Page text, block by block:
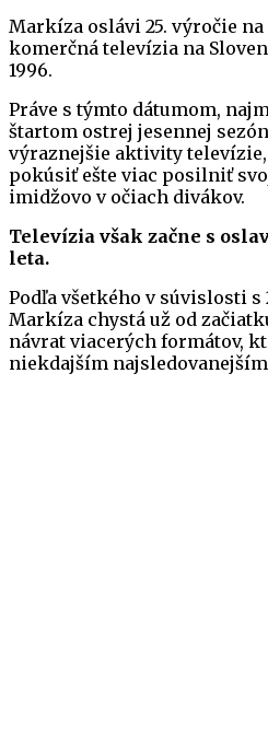
Markíza oslávi 25. výročie
komerčná televízia na
1996.
Práve s týmto dátumom,
štartom ostrej jesennej
výraznejšie aktivity
pokúsiť ešte viac posilniť
imidžovo v očiach divákov.
Televízia však začne s
leta.
Podľa všetkého v súvislosti s
Markíza chystá už od
návrat viacerých formátov,
niekdajším